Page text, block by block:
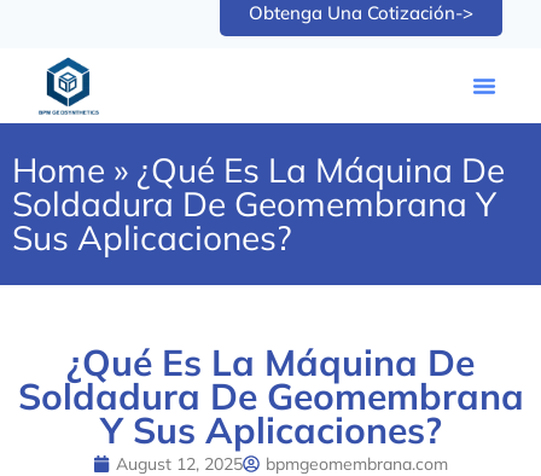
Obtenga Una Cotización->
Home » ¿Qué Es La Máquina De
Soldadura De Geomembrana Y
Sus Aplicaciones?
¿Qué Es La Máquina De
Soldadura De Geomembrana
Y Sus Aplicaciones?
August 12, 2025 bpmgeomembrana.com